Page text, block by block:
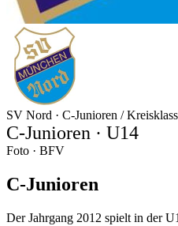
SV Nord · C-Junioren /
C-Junioren · U14
Foto · BFV
C-Junioren
Der Jahrgang 2012 spielt in der